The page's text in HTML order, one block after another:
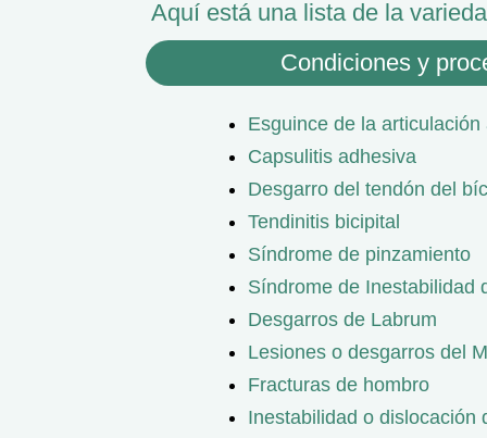
Aquí está una lista de la
Condiciones y
Esguince de la
Capsulitis adhesiva
Desgarro del tendón del
Tendinitis bicipital
Síndrome de pinzamiento
Síndrome de Inestabilidad
Desgarros de Labrum
Lesiones o desgarros del
Fracturas de hombro
Inestabilidad o dislocación